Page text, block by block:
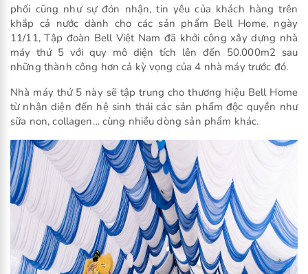
phối cũng như sự đón nhận, tin yêu của khách hàng trên
khắp cả nước dành cho các sản phẩm Bell Home, ngày
11/11, Tập đoàn Bell Việt Nam đã khởi công xây dựng nhà
máy thứ 5 với quy mô diện tích lên đến 50.000m2 sau
những thành công hơn cả kỳ vọng của 4 nhà máy trước đó.
Nhà máy thứ 5 này sẽ tập trung cho thương hiệu Bell Home
từ nhận diện đến hệ sinh thái các sản phẩm độc quyền như
sữa non, collagen… cùng nhiều dòng sản phẩm khác.